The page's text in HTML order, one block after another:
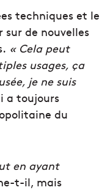
techniques et le
de nouvelles
« Cela peut
usages, ça
je ne suis
a toujours
du
en ayant
t-il, mais